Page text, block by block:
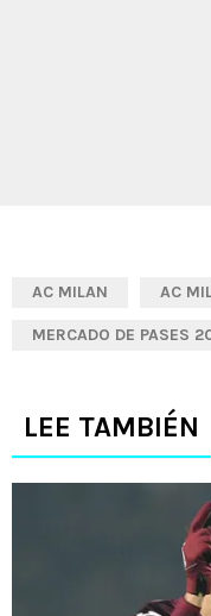
AC MILAN AC
MERCADO DE PASES
LEE TAMBIÉN